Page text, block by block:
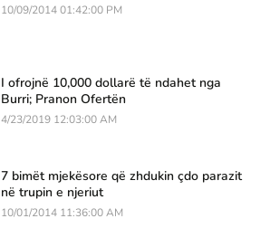
10/09/2014 01:42:00 PM
I ofrojnë 10,000 dollarë të ndahet nga
Burri; Pranon Ofertën
4/23/2019 12:03:00 AM
7 bimët mjekësore që zhdukin çdo parazit
në trupin e njeriut
10/01/2014 11:36:00 AM